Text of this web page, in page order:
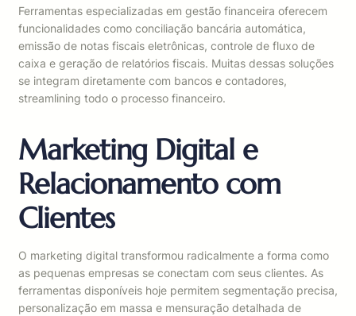
Ferramentas especializadas em gestão financeira oferecem
funcionalidades como conciliação bancária automática,
emissão de notas fiscais eletrônicas, controle de fluxo de
caixa e geração de relatórios fiscais. Muitas dessas soluções
se integram diretamente com bancos e contadores,
streamlining todo o processo financeiro.
Marketing Digital e
Relacionamento com
Clientes
O marketing digital transformou radicalmente a forma como
as pequenas empresas se conectam com seus clientes. As
ferramentas disponíveis hoje permitem segmentação precisa,
personalização em massa e mensuração detalhada de